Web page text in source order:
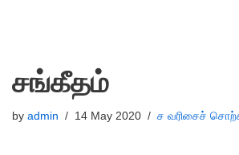
சங்கீதம்
by admin 14 May 2020 ச வரிசைச்